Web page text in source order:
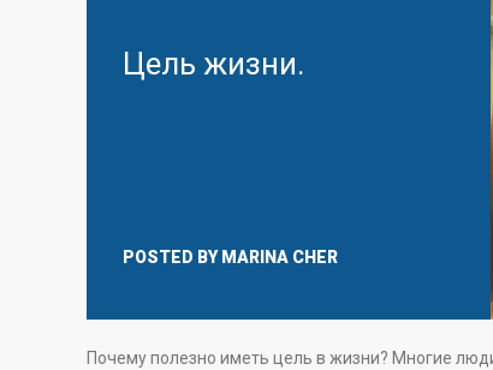
Цель жизни.
POSTED BY MARINA CHER
Почему полезно иметь цель в жизни? Многие